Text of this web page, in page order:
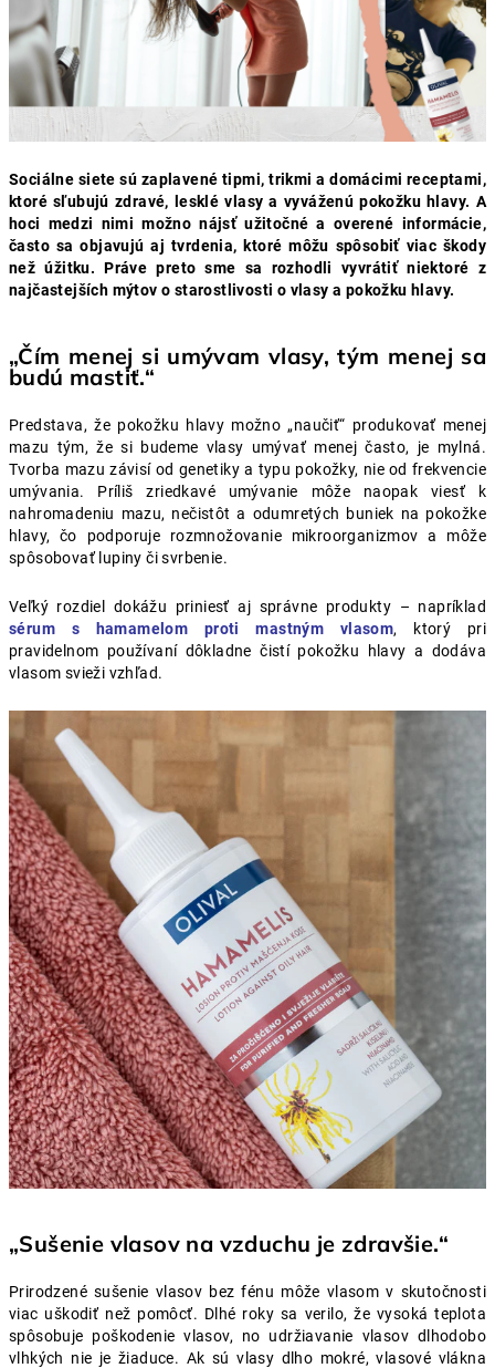
Sociálne siete sú zaplavené tipmi, trikmi a domácimi receptami,
ktoré sľubujú zdravé, lesklé vlasy a vyváženú pokožku hlavy. A
hoci medzi nimi možno nájsť užitočné a overené informácie,
často sa objavujú aj tvrdenia, ktoré môžu spôsobiť viac škody
než úžitku. Práve preto sme sa rozhodli vyvrátiť niektoré z
najčastejších mýtov o starostlivosti o vlasy a pokožku hlavy.
„Čím menej si umývam vlasy, tým menej sa
budú mastiť.“
Predstava, že pokožku hlavy možno „naučiť“ produkovať menej
mazu tým, že si budeme vlasy umývať menej často, je mylná.
Tvorba mazu závisí od genetiky a typu pokožky, nie od frekvencie
umývania. Príliš zriedkavé umývanie môže naopak viesť k
nahromadeniu mazu, nečistôt a odumretých buniek na pokožke
hlavy, čo podporuje rozmnožovanie mikroorganizmov a môže
spôsobovať lupiny či svrbenie.
Veľký rozdiel dokážu priniesť aj správne produkty – napríklad
sérum s hamamelom proti mastným vlasom, ktorý pri
pravidelnom používaní dôkladne čistí pokožku hlavy a dodáva
vlasom svieži vzhľad.
„Sušenie vlasov na vzduchu je zdravšie.“
Prirodzené sušenie vlasov bez fénu môže vlasom v skutočnosti
viac uškodiť než pomôcť. Dlhé roky sa verilo, že vysoká teplota
spôsobuje poškodenie vlasov, no udržiavanie vlasov dlhodobo
vlhkých nie je žiaduce. Ak sú vlasy dlho mokré, vlasové vlákna